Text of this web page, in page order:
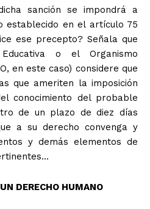
sanción se impondrá a
establecido en el artículo 75
ese precepto? Señala que
o el Organismo
en este caso) considere que
que ameriten la imposición
conocimiento del probable
de un plazo de diez días
a su derecho convenga y
y demás elementos de
DERECHO HUMANO